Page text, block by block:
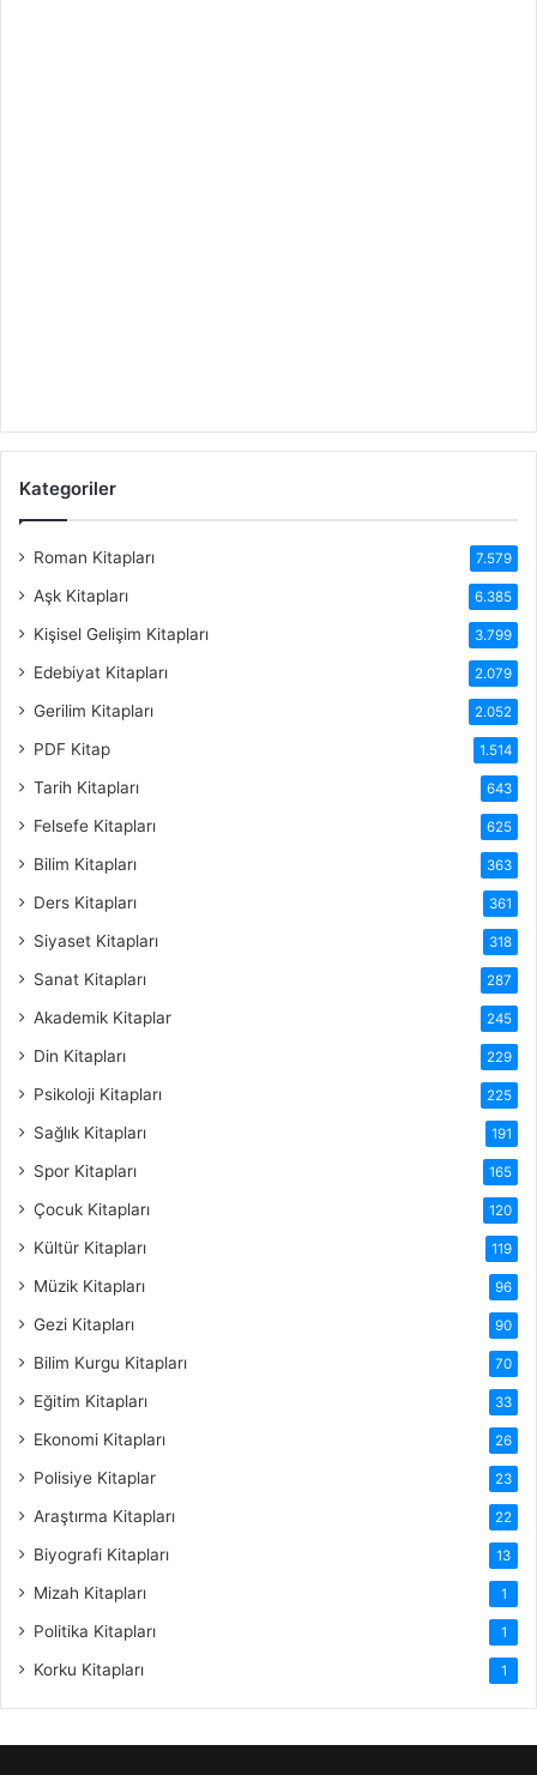
Kategoriler
Roman Kitapları 7.579
Aşk Kitapları 6.385
Kişisel Gelişim Kitapları 3.799
Edebiyat Kitapları 2.079
Gerilim Kitapları 2.052
PDF Kitap 1.514
Tarih Kitapları 643
Felsefe Kitapları 625
Bilim Kitapları 363
Ders Kitapları 361
Siyaset Kitapları 318
Sanat Kitapları 287
Akademik Kitaplar 245
Din Kitapları 229
Psikoloji Kitapları 225
Sağlık Kitapları 191
Spor Kitapları 165
Çocuk Kitapları 120
Kültür Kitapları 119
Müzik Kitapları 96
Gezi Kitapları 90
Bilim Kurgu Kitapları 70
Eğitim Kitapları 33
Ekonomi Kitapları 26
Polisiye Kitaplar 23
Araştırma Kitapları 22
Biyografi Kitapları 13
Mizah Kitapları 1
Politika Kitapları 1
Korku Kitapları 1